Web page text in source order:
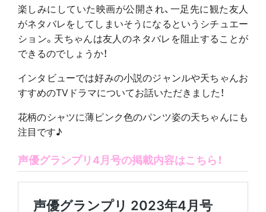
楽しみにしていた映画が公開され、一足先に観た友人
がネタバレをしてしまいそうになるというシチュエー
ション。天ちゃんは友人のネタバレを阻止することが
できるのでしょうか！
インタビューでは好みの小説のジャンルや天ちゃんお
すすめのTVドラマについてお話いただきました！
花柄のシャツに薄ピンク色のパンツ姿の天ちゃんにも
注目です♪
声優グランプリ4月号の掲載内容はこちら！